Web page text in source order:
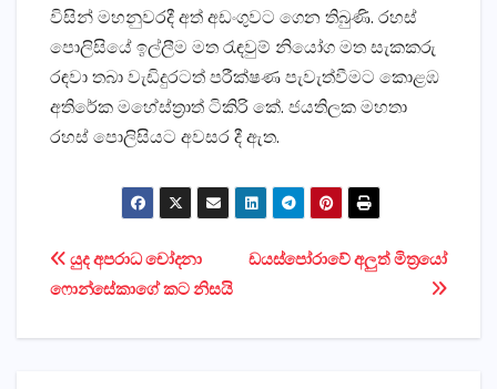
විසින් මහනුවරදී අත් අඩංගුවට ගෙන තිබුණි. රහස්
පොලිසියේ ඉල්ලීම මත රැඳවුම් නියෝග මත සැකකරු
රඳවා තබා වැඩිදුරටත් පරීක්ෂණ පැවැත්වීමට කොළඹ
අතිරේක මහේස්ත්‍රාත් ටිකිරි කේ. ජයතිලක මහතා
රහස් පොලිසියට අවසර දී ඇත.
Post
ඩයස්පෝරාවේ අලුත් මිත්‍රයෝ
යුද අපරාධ චෝදනා
ෆොන්සේකාගේ කට නිසයි